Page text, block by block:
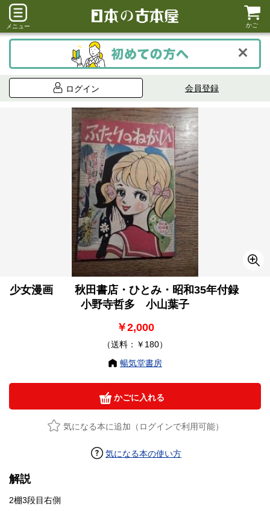
メニュー かご
ログイン 会員登録
少女漫画 秋田書店・ひとみ・昭和35年付録
小野寺哲多 小山葉子
￥2,000
（送料：￥180）
暢気堂書房
かごに入れる
気になる本に追加（ログインで利用可能）
気になる本の使い方
解説
2棚3段目右側